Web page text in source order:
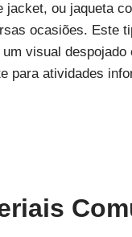
jacket, ou jaqueta
ocasiões. Este
um visual
para atividades